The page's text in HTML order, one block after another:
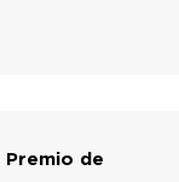
Premio de